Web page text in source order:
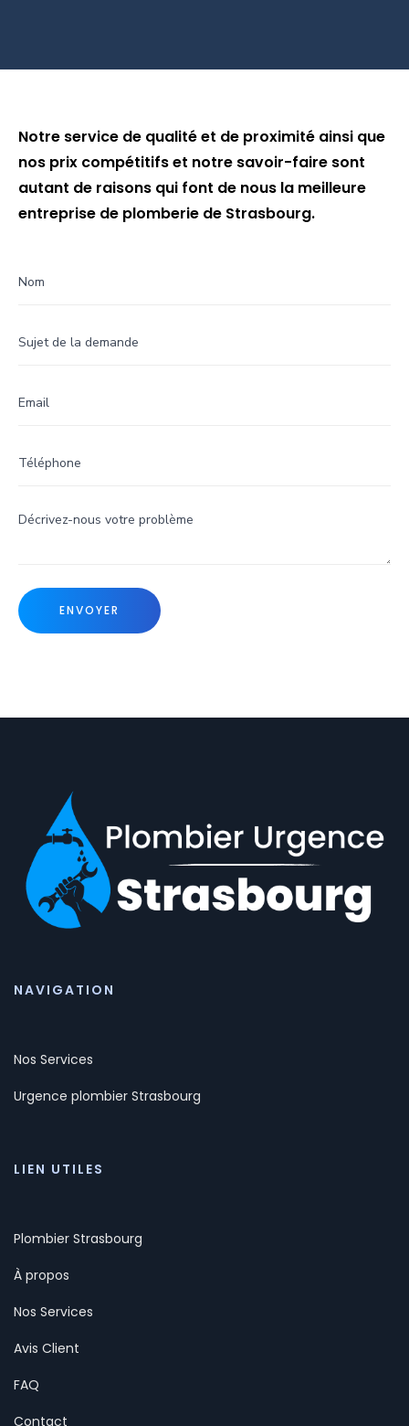
Notre service de qualité et de proximité ainsi que
nos prix compétitifs et notre savoir-faire sont
autant de raisons qui font de nous la meilleure
entreprise de plomberie de Strasbourg.
NAVIGATION
Nos Services
Urgence plombier Strasbourg
LIEN UTILES
Plombier Strasbourg
À propos
Nos Services
Avis Client
FAQ
Contact